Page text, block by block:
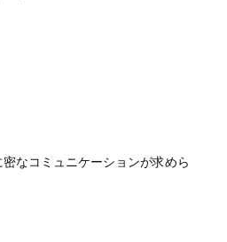
なコミュニケーションが求めら